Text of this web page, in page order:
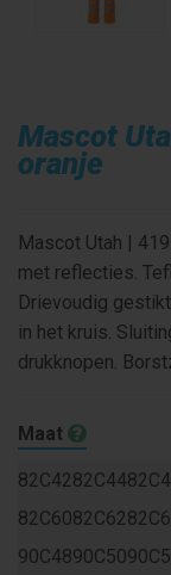
Mascot
oranje
Mascot Utah |
met reflecties.
Drievoudig
in het kruis.
drukknopen.
Maat
82C4282C44
82C6082C62
90C4890C50